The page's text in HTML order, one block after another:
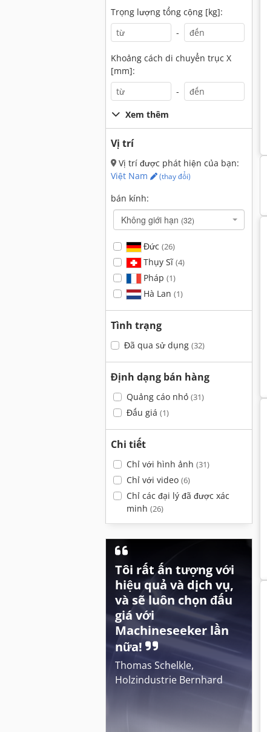
Trọng lượng tổng cộng [kg]:
-
Khoảng cách di chuyển trục X
[mm]:
-
Xem thêm
Vị trí
Vị trí được phát hiện của bạn:
Việt Nam
(thay đổi)
bán kính:
Không giới hạn (32)
Đức (26)
Thụy Sĩ(4)
Pháp (1)
Hà Lan (1)
Tình trạng
Đã qua sử dụng (32)
Định dạng bán hàng
Quảng cáo nhỏ (31)
Đấu giá (1)
Chi tiết
Chỉ với hình ảnh (31)
Chỉ với video (6)
Chỉ các đại lý đã được xác
minh (26)
Tôi rất ấn tượng với
hiệu quả và dịch vụ,
và sẽ luôn chọn đấu
giá với
Machineseeker lần
nữa!
Thomas Schelkle,
Holzindustrie Bernhard
Bề Mặt Máy Mài